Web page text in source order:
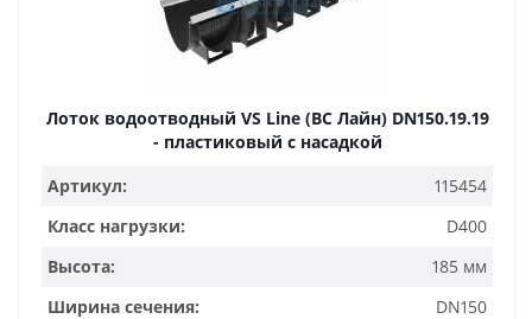
Лоток водоотводный VS Line (ВС Лайн) DN150.19.19
- пластиковый с насадкой
Артикул:
115454
Класс нагрузки:
D400
Высота:
185 мм
Ширина сечения:
DN150